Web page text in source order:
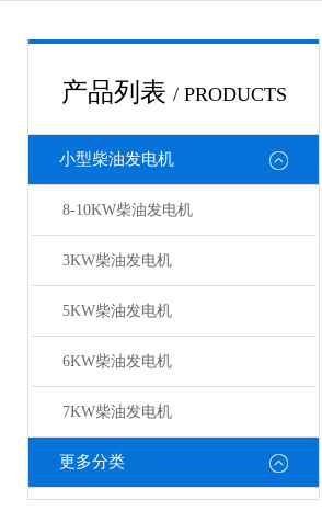
产品列表 / PRODUCTS
小型柴油发电机
8-10KW柴油发电机
3KW柴油发电机
5KW柴油发电机
6KW柴油发电机
7KW柴油发电机
更多分类